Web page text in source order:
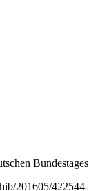
Bundestages
201605/422544-